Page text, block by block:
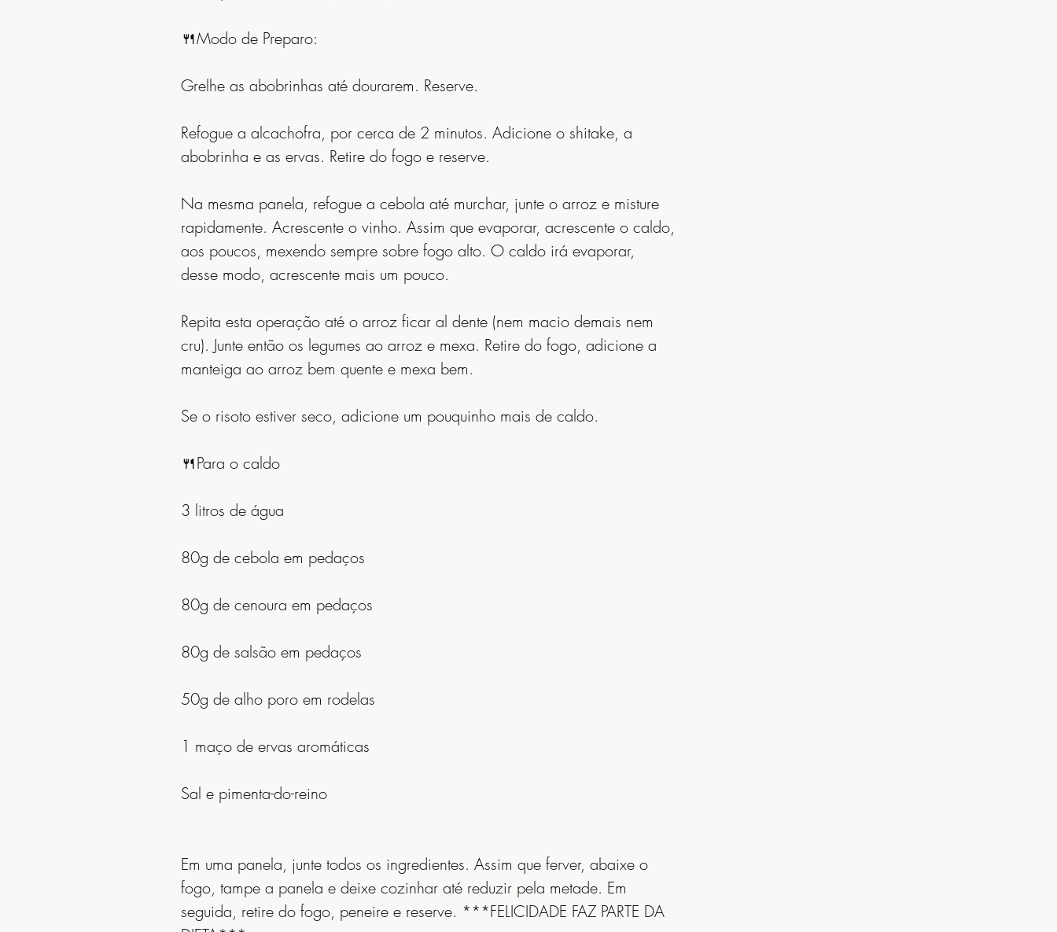
🍴Modo de Preparo:
Grelhe as abobrinhas até dourarem. Reserve.
Refogue a alcachofra, por cerca de 2 minutos. Adicione o shitake, a
abobrinha e as ervas. Retire do fogo e reserve.
Na mesma panela, refogue a cebola até murchar, junte o arroz e misture
rapidamente. Acrescente o vinho. Assim que evaporar, acrescente o caldo,
aos poucos, mexendo sempre sobre fogo alto. O caldo irá evaporar,
desse modo, acrescente mais um pouco.
Repita esta operação até o arroz ficar al dente (nem macio demais nem
cru). Junte então os legumes ao arroz e mexa. Retire do fogo, adicione a
manteiga ao arroz bem quente e mexa bem.
Se o risoto estiver seco, adicione um pouquinho mais de caldo.
🍴Para o caldo
3 litros de água
80g de cebola em pedaços
80g de cenoura em pedaços
80g de salsão em pedaços
50g de alho poro em rodelas
1 maço de ervas aromáticas
Sal e pimenta-do-reino
Em uma panela, junte todos os ingredientes. Assim que ferver, abaixe o
fogo, tampe a panela e deixe cozinhar até reduzir pela metade. Em
seguida, retire do fogo, peneire e reserve. ***FELICIDADE FAZ PARTE DA